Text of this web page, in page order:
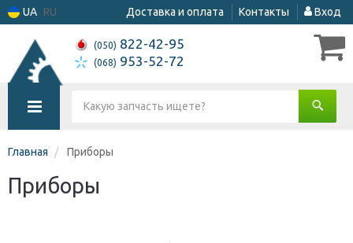
UA RU Доставка и оплата Контакты Вход
(050) 822-42-95
(068) 953-52-72
Главная Приборы
Приборы